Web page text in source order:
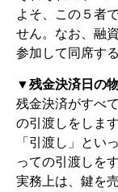
よそ、この５者
せん。なお、融
参加して同席す
▼残金決済日の
残金決済がすべ
の引渡しをします
「引渡し」とい
っての引渡しを
実務上は、鍵を